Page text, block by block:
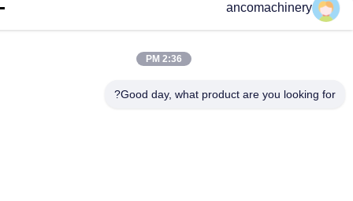
ancomachinery
2:36 PM
Good day, what product are you looking